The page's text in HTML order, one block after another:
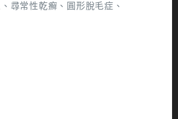
尋常性乾癬、圓形脫毛症、